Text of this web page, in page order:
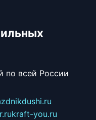
по всей России
kraft-you.ru